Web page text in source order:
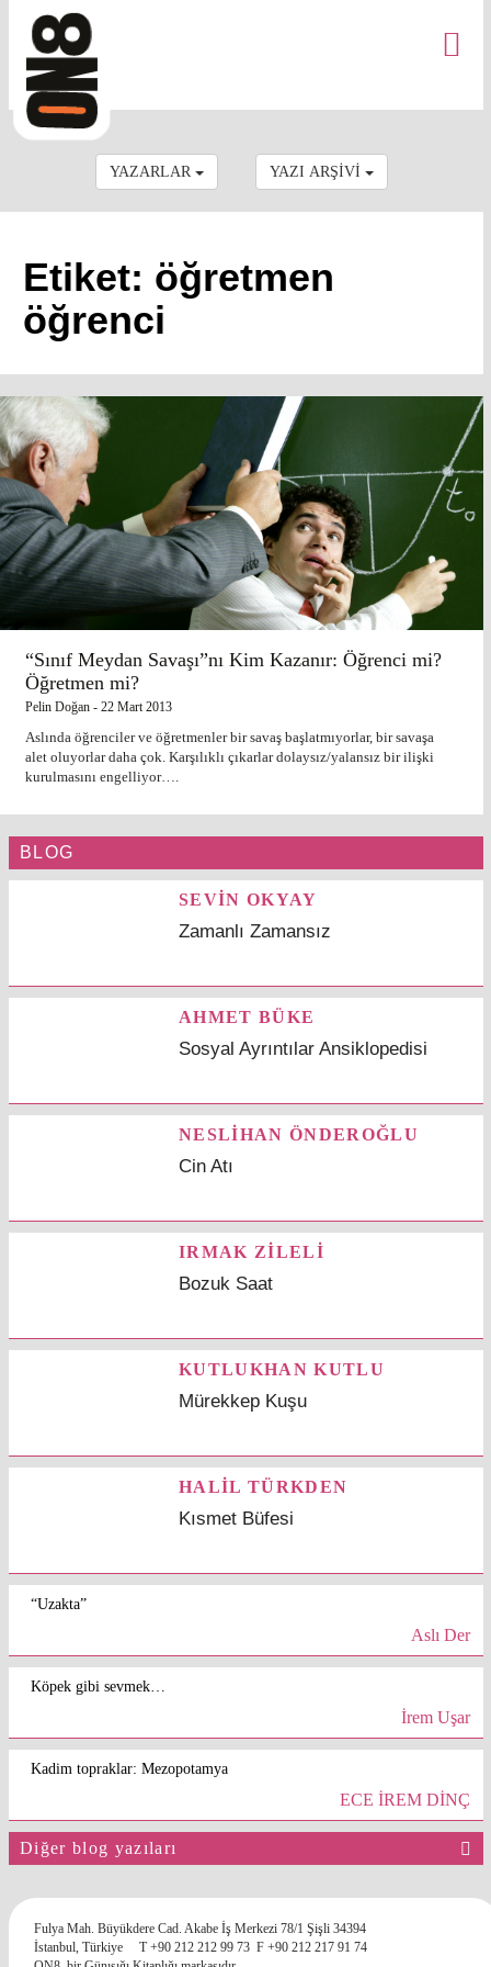
YAZARLAR YAZI ARŞİVİ
Etiket: öğretmen
öğrenci
“Sınıf Meydan Savaşı”nı Kim Kazanır: Öğrenci mi?
Öğretmen mi?
Pelin Doğan - 22 Mart 2013
Aslında öğrenciler ve öğretmenler bir savaş başlatmıyorlar, bir savaşa
alet oluyorlar daha çok. Karşılıklı çıkarlar dolaysız/yalansız bir ilişki
kurulmasını engelliyor….
BLOG
SEVİN OKYAY
Zamanlı Zamansız
AHMET BÜKE
Sosyal Ayrıntılar Ansiklopedisi
NESLİHAN ÖNDEROĞLU
Cin Atı
IRMAK ZİLELİ
Bozuk Saat
KUTLUKHAN KUTLU
Mürekkep Kuşu
HALİL TÜRKDEN
Kısmet Büfesi
“Uzakta”
Aslı Der
Köpek gibi sevmek…
İrem Uşar
Kadim topraklar: Mezopotamya
ECE İREM DİNÇ
Diğer blog yazıları
Fulya Mah. Büyükdere Cad. Akabe İş Merkezi 78/1 Şişli 34394
İstanbul, Türkiye
T +90 212 212 99 73 F +90 212 217 91 74